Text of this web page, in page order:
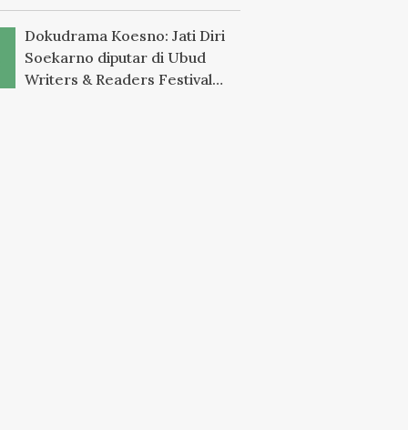
Dokudrama Koesno: Jati Diri
Soekarno diputar di Ubud
Writers & Readers Festival